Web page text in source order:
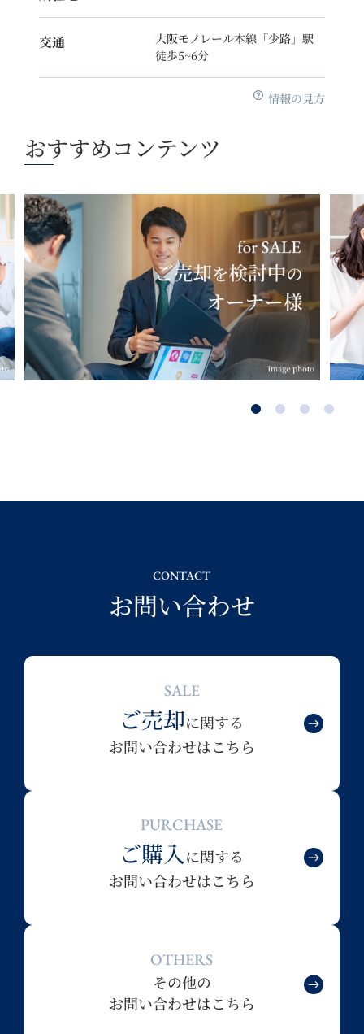
交通
大阪モノレール本線「少路」駅
徒歩5~6分
情報の見方
おすすめコンテンツ
CONTACT
お問い合わせ
SALE
ご売却に関する
お問い合わせはこちら
PURCHASE
ご購入に関する
お問い合わせはこちら
OTHERS
その他の
お問い合わせはこちら